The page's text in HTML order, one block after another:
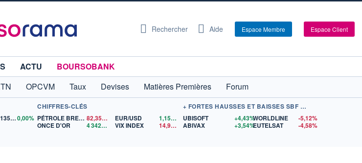
Rechercher Aide Espace Membre Espace Client
ACTU
BOURSOBANK
OPCVM Taux Devises Matières Premières
Forum
30 135,000,00%
CHIFFRES-CLÉS
PÉTROLE BRENT
82,35
$US
ONCE D'OR
4 342,26 $US
EUR/USD 1,1559
$US
VIX INDEX
14,90$US
+ FORTES HAUSSES ET BAISSES SBF 120
UBISOFT
+4,43%
ABIVAX
+3,54%
WORLDLINE
-5,12%
EUTELSAT
-4,58%